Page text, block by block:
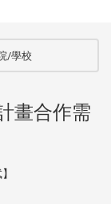
/學校
畫合作需